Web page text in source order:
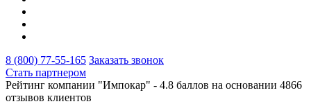
8 (800) 77-55-165 Заказать звонок
Стать партнером
Рейтинг компании "Импокар" - 4.8 баллов на основании 4866
отзывов клиентов